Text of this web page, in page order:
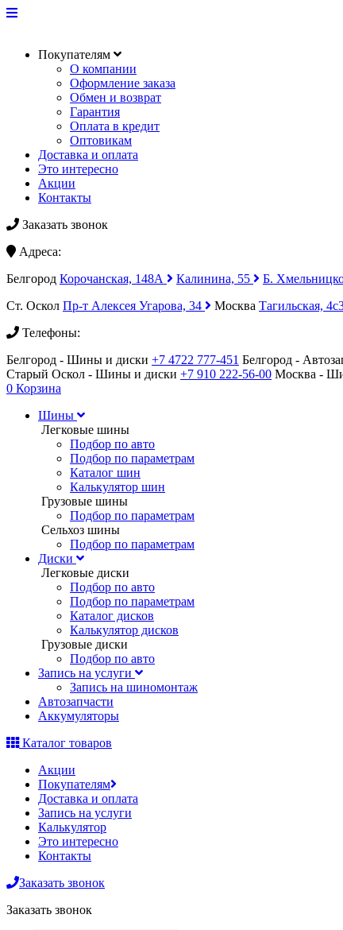
Покупателям
О компании
Оформление заказа
Обмен и возврат
Гарантия
Оплата в кредит
Оптовикам
Доставка и оплата
Это интересно
Акции
Контакты
Заказать звонок
Адреса:
Белгород Корочанская, 148А Калинина, 55 Б.
Ст. Оскол Пр-т Алексея Угарова, 34 Москва Тагильская,
Телефоны:
Белгород - Шины и диски +7 4722 777-451 Белгород -
Старый Оскол - Шины и диски +7 910 222-56-00 Москва -
0 Корзина
Шины
Легковые шины
Подбор по авто
Подбор по параметрам
Каталог шин
Калькулятор шин
Грузовые шины
Подбор по параметрам
Сельхоз шины
Подбор по параметрам
Диски
Легковые диски
Подбор по авто
Подбор по параметрам
Каталог дисков
Калькулятор дисков
Грузовые диски
Подбор по авто
Запись на услуги
Запись на шиномонтаж
Автозапчасти
Аккумуляторы
Каталог товаров
Акции
Покупателям
Доставка и оплата
Запись на услуги
Калькулятор
Это интересно
Контакты
Заказать звонок
Заказать звонок